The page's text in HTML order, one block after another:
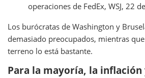
operaciones de FedEx, WSJ, 22
Los burócratas de Washington y
demasiado preocupados, mientras
terreno lo está bastante.
Para la mayoría, la inflación